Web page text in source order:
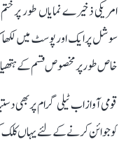
امریکی ذخیرے نمایاں طور
سوشل پر ایک اور پوسٹ میں
خاص طور پر مخصوص قسم کے
قومی آواز اب ٹیلی گرام پر
کو جوائن کرنے کے لئے یہاں